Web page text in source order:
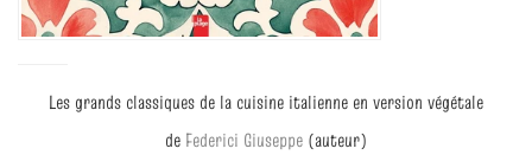
Les grands classiques de la cuisine italienne en version végétale
de Federici Giuseppe (auteur)